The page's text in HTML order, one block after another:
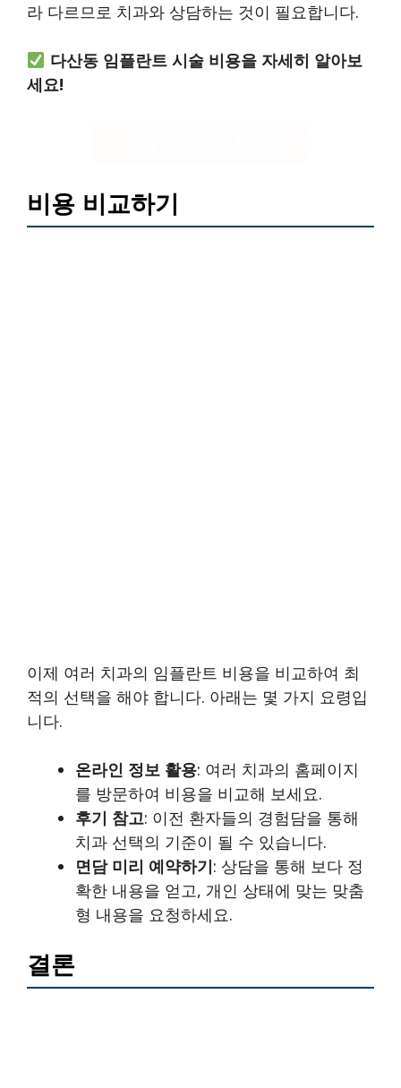
라 다르므로 치과와 상담하는 것이 필요합니다.
다산동 임플란트 시술 비용을 자세히 알아보
세요!
비용 비교하기
이제 여러 치과의 임플란트 비용을 비교하여 최
적의 선택을 해야 합니다. 아래는 몇 가지 요령입
니다.
온라인 정보 활용: 여러 치과의 홈페이지
를 방문하여 비용을 비교해 보세요.
후기 참고: 이전 환자들의 경험담을 통해
치과 선택의 기준이 될 수 있습니다.
면담 미리 예약하기: 상담을 통해 보다 정
확한 내용을 얻고, 개인 상태에 맞는 맞춤
형 내용을 요청하세요.
결론